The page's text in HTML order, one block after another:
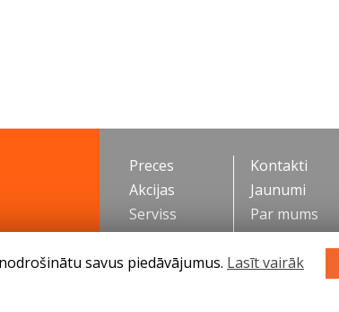
Preces
Akcijas
Serviss
Padomi
Kontakti
Jaunumi
Par mums
savus piedāvājumus. Lasīt vairāk